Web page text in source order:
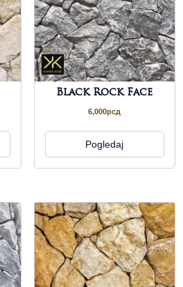
Black Rock Face
6,000рсд
Pogledaj